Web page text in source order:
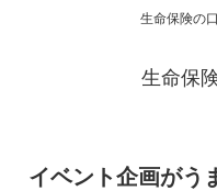
生命保険の
生命保
イベント企画がう